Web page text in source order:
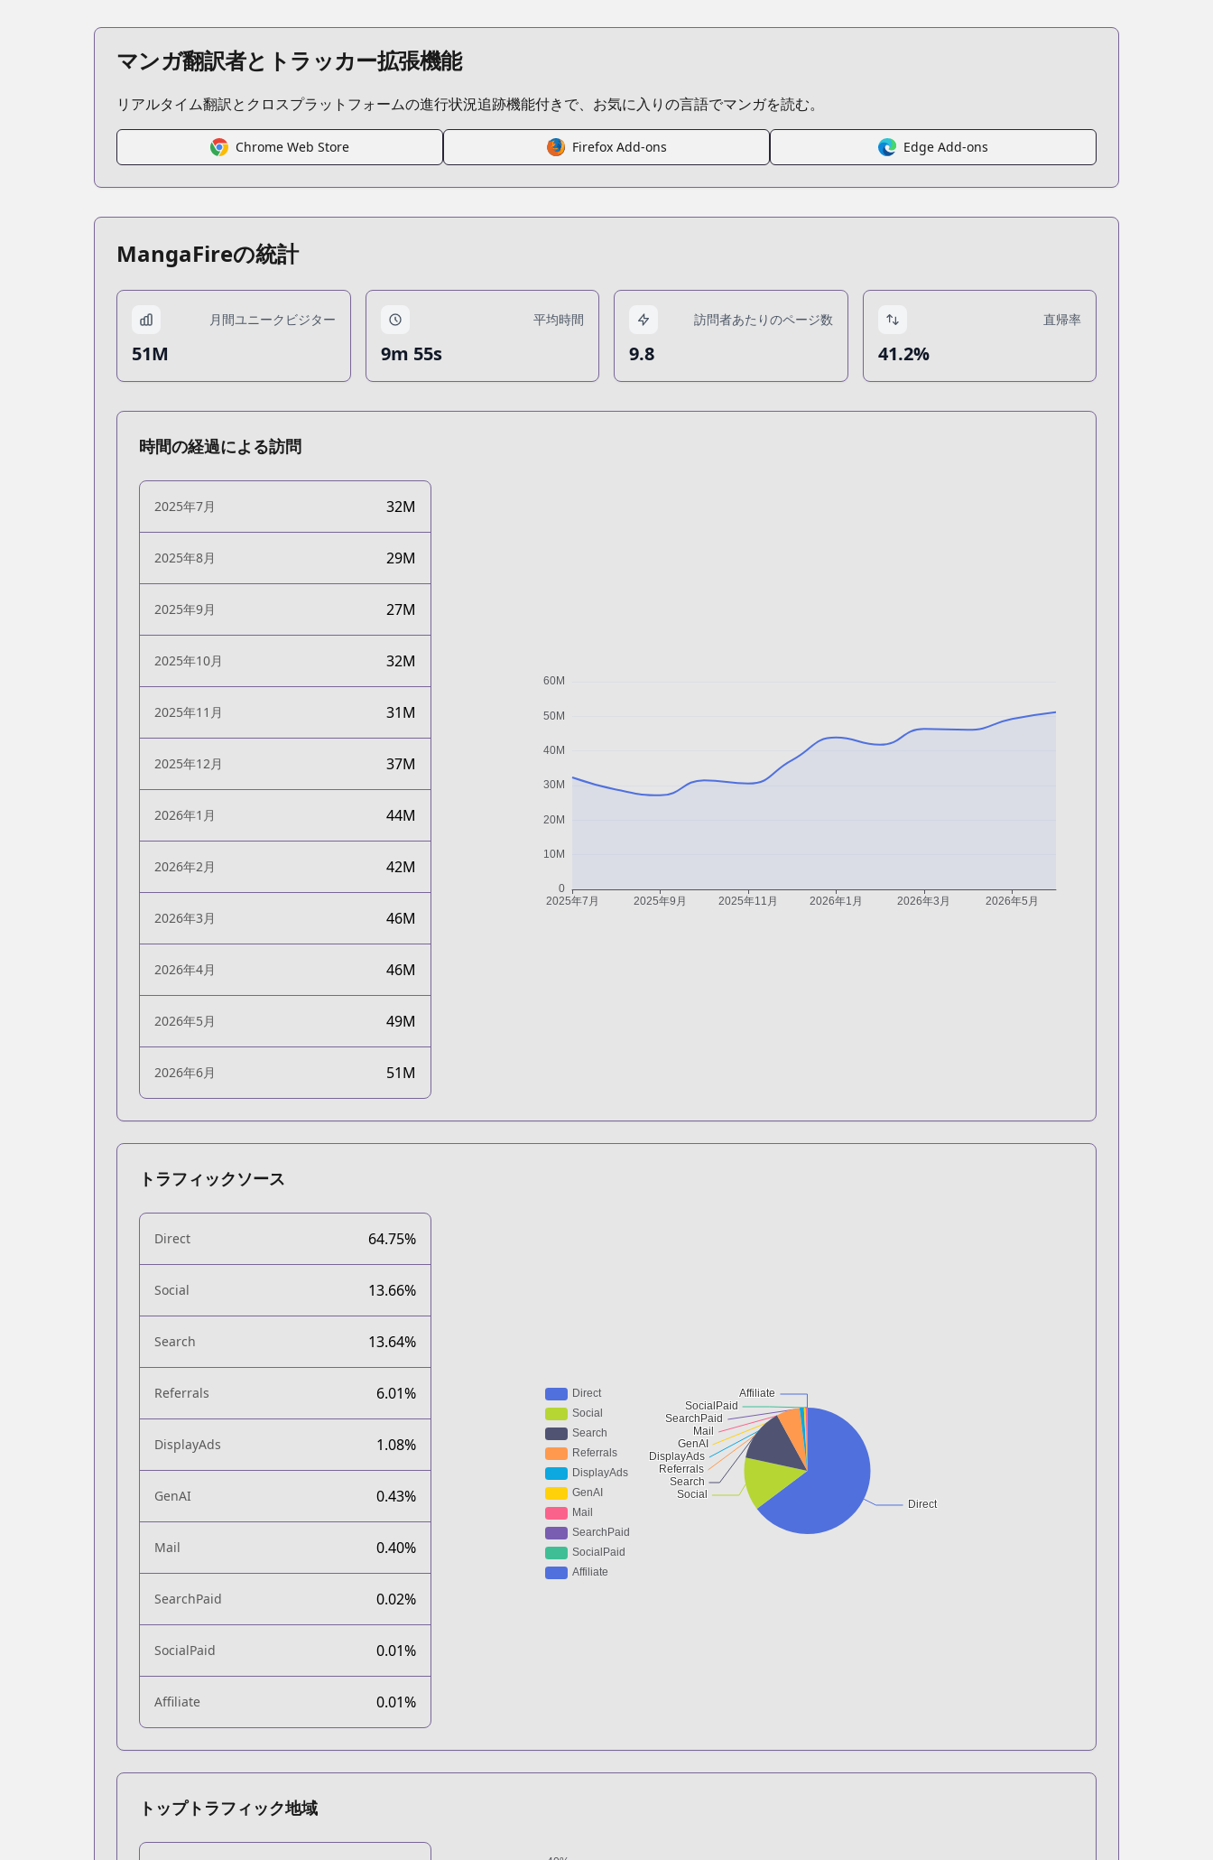
マンガ翻訳者とトラッカー拡張機能
リアルタイム翻訳とクロスプラットフォームの進行状況追跡機能付きで、お気に入りの言語でマンガを読む。
Chrome Web Store Firefox Add-ons Edge Add-ons
MangaFireの統計
月間ユニークビジター
51M
平均時間
9m 55s
訪問者あたりのページ数
9.8
直帰率
41.2%
時間の経過による訪問
2025年7月 32M
2025年8月 29M
2025年9月 27M
2025年10月 32M
2025年11月 31M
2025年12月 37M
2026年1月 44M
2026年2月 42M
2026年3月 46M
2026年4月 46M
2026年5月 49M
2026年6月 51M
トラフィックソース
Direct 64.75%
Social 13.66%
Search 13.64%
Referrals 6.01%
DisplayAds 1.08%
GenAI 0.43%
Mail 0.40%
SearchPaid 0.02%
SocialPaid 0.01%
Affiliate 0.01%
トップトラフィック地域